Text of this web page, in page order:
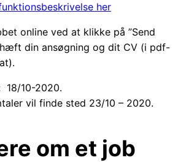
her
online ved at klikke på ”Send
din ansøgning og dit CV (i pdf-
18/10-2020.
vil finde sted 23/10 – 2020.
om et job